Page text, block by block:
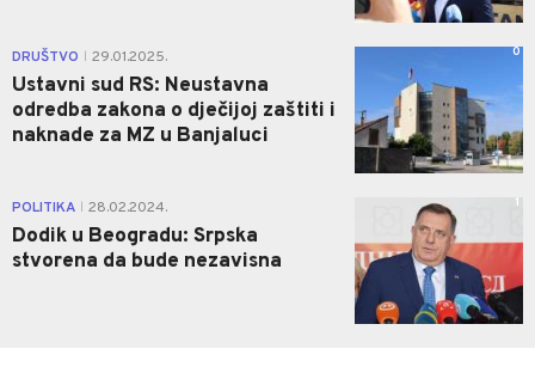
DRUŠTVO 29.01.2025.
Ustavni sud RS: Neustavna
odredba zakona o dječijoj zaštiti i
naknade za MZ u Banjaluci
0
POLITIKA 28.02.2024.
Dodik u Beogradu: Srpska
stvorena da bude nezavisna
1